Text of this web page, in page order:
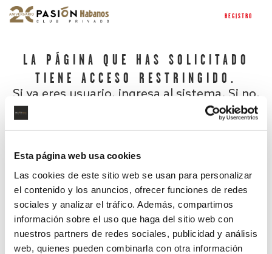
Esta página web usa cookies
Las cookies de este sitio web se usan para personalizar
el contenido y los anuncios, ofrecer funciones de redes
sociales y analizar el tráfico. Además, compartimos
información sobre el uso que haga del sitio web con
nuestros partners de redes sociales, publicidad y análisis
web, quienes pueden combinarla con otra información
REGISTRO
LA PÁGINA QUE HAS SOLICITADO
TIENE ACCESO RESTRINGIDO.
Si ya eres usuario, ingresa al sistema. Si no,
¿Has olvidado tu contraseña?